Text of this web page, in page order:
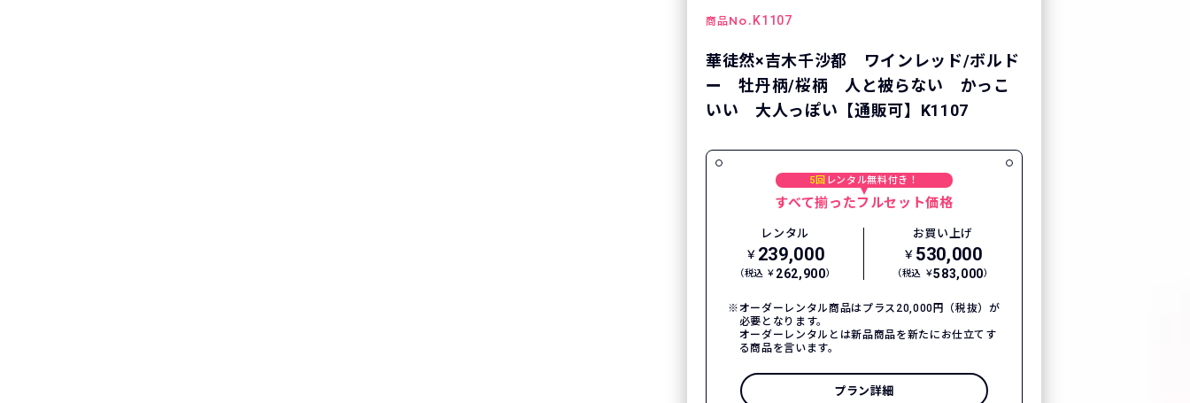
商品No. K1107
華徒然×吉木千沙都 ワインレッド/ボルド
ー 牡丹柄/桜柄 人と被らない かっこ
いい 大人っぽい【通販可】K1107
5回 レンタル無料付き！
すべて揃ったフルセット価格
レンタル
￥ 239,000
（税込 ￥ 262,900）
お買い上げ
￥ 530,000
（税込 ￥583,000）
オーダーレンタル商品はプラス20,000円（税抜）が
必要となります。
オーダーレンタルとは新品商品を新たにお仕立てす
る商品を言います。
プラン詳細